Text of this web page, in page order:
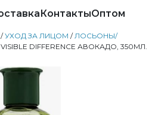
КонтактыОптом
/УХОД ЗА ЛИЦОМ /ЛОСЬОНЫ/
DIFFERENCE АВОКАДО, 350МЛ.